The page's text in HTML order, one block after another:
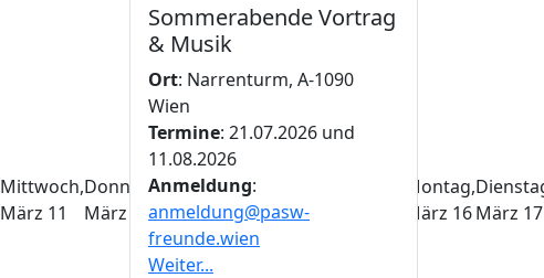
Mittwoch,
März 11
Donnerstag,
März 12
Freitag,
März
13
Samstag,
März14
Montag,
März 16März 17
Sommerabende Vortrag
& Musik
Ort: Narrenturm, A-1090
Wien
Termine: 21.07.2026 und
11.08.2026
Anmeldung:
anmeldung@pasw-
freunde.wien
Weiter...